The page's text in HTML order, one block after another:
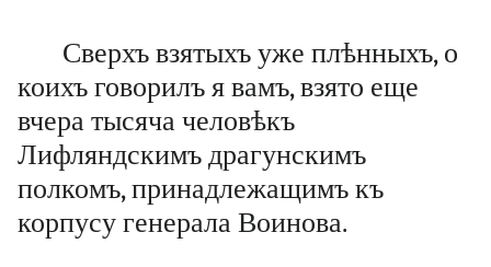
Сверхъ взятыхъ уже плѣнныхъ, о
коихъ говорилъ я вамъ, взято еще
вчера тысяча человѣкъ
Лифляндскимъ драгунскимъ
полкомъ, принадлежащимъ къ
корпусу генерала Воинова.